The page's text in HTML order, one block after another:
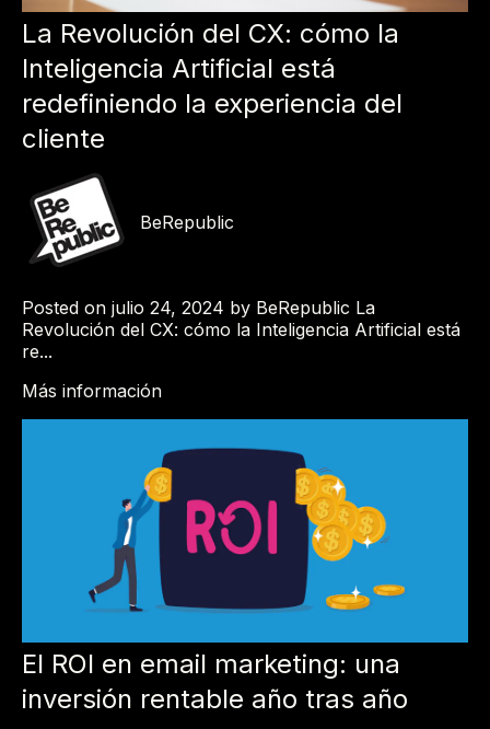
La Revolución del CX: cómo la
Inteligencia Artificial está
redefiniendo la experiencia del
cliente
BeRepublic
Posted on julio 24, 2024 by BeRepublic La
Revolución del CX: cómo la Inteligencia Artificial está
re...
Más información
El ROI en email marketing: una
inversión rentable año tras año